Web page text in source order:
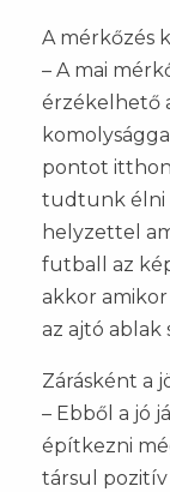
A mérkőzés
– A mai
érzékelhető
pontot
tudtunk élni
helyzettel
futball az
akkor
az ajtó ablak
Zárásként a
– Ebből a jó
építkezni
társul